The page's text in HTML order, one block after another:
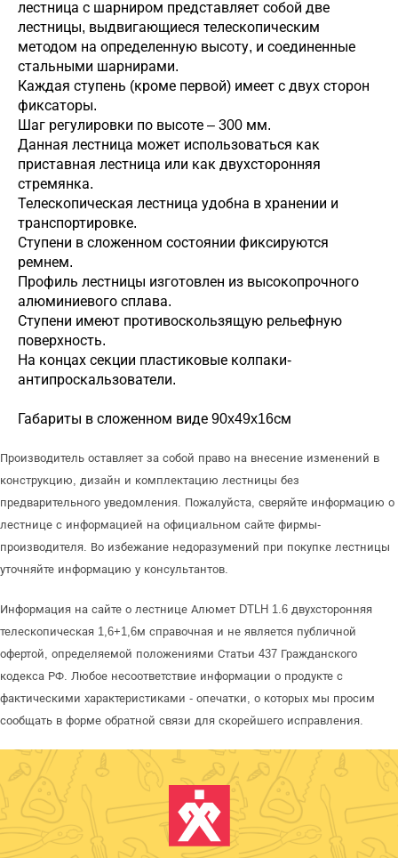
лестница с шарниром представляет собой две
лестницы, выдвигающиеся телескопическим
методом на определенную высоту, и соединенные
стальными шарнирами.
Каждая ступень (кроме первой) имеет с двух сторон
фиксаторы.
Шаг регулировки по высоте – 300 мм.
Данная лестница может использоваться как
приставная лестница или как двухсторонняя
стремянка.
Телескопическая лестница удобна в хранении и
транспортировке.
Ступени в сложенном состоянии фиксируются
ремнем.
Профиль лестницы изготовлен из высокопрочного
алюминиевого сплава.
Ступени имеют противоскользящую рельефную
поверхность.
На концах секции пластиковые колпаки-
антипроскальзователи.
Габариты в сложенном виде 90x49x16см
Производитель оставляет за собой право на внесение изменений в
конструкцию, дизайн и комплектацию лестницы без
предварительного уведомления. Пожалуйста, сверяйте информацию о
лестнице с информацией на официальном сайте фирмы-
производителя. Во избежание недоразумений при покупке лестницы
уточняйте информацию у консультантов.
Информация на сайте о лестнице Алюмет DTLH 1.6 двухсторонняя
телескопическая 1,6+1,6м справочная и не является публичной
офертой, определяемой положениями Статьи 437 Гражданского
кодекса РФ. Любое несоответствие информации о продукте с
фактическими характеристиками - опечатки, о которых мы просим
сообщать в форме обратной связи для скорейшего исправления.